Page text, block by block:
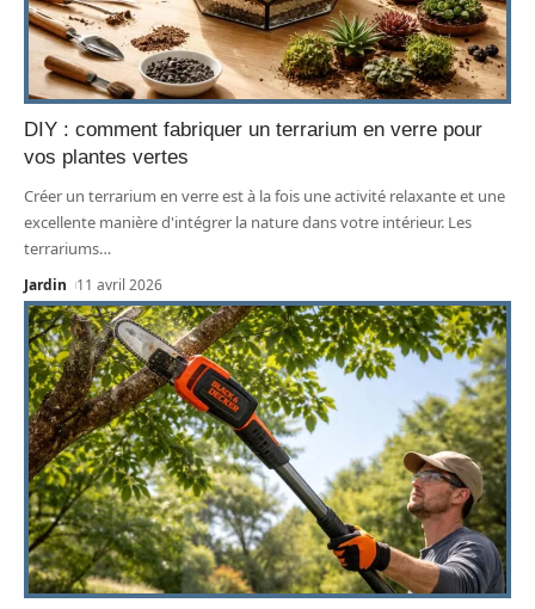
DIY : comment fabriquer un terrarium en verre pour
vos plantes vertes
Créer un terrarium en verre est à la fois une activité relaxante et une
excellente manière d'intégrer la nature dans votre intérieur. Les
terrariums…
Jardin 11 avril 2026